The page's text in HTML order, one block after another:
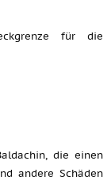
für die
die einen
andere Schäden